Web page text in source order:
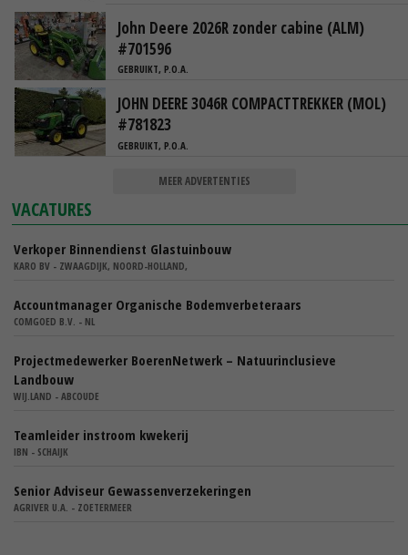
John Deere 2026R zonder cabine (ALM)
#701596
GEBRUIKT, P.O.A.
JOHN DEERE 3046R COMPACTTREKKER (MOL)
#781823
GEBRUIKT, P.O.A.
MEER ADVERTENTIES
VACATURES
Verkoper Binnendienst Glastuinbouw
KARO BV - ZWAAGDIJK, NOORD-HOLLAND,
Accountmanager Organische Bodemverbeteraars
COMGOED B.V. - NL
Projectmedewerker BoerenNetwerk – Natuurinclusieve
Landbouw
WIJ.LAND - ABCOUDE
Teamleider instroom kwekerij
IBN - SCHAIJK
Senior Adviseur Gewassenverzekeringen
AGRIVER U.A. - ZOETERMEER